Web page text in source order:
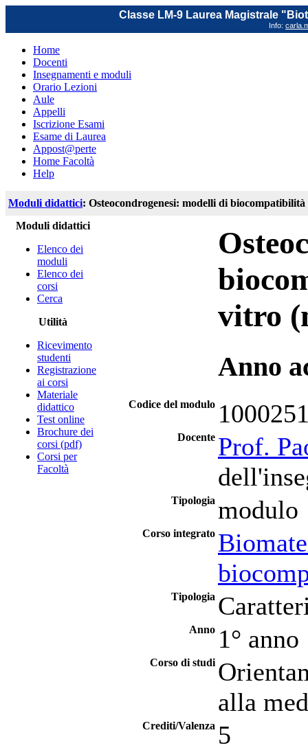
Classe LM-9 Laurea Magistrale
Info:
Home
Docenti
Insegnamenti e moduli
Orario Lezioni
Aule
Appelli
Iscrizione Esami
Esame di Laurea
Appost@perte
Home Facoltà
Help
Moduli didattici: Osteocondrogenesi: modelli di
Moduli didattici
Elenco dei
moduli
Elenco dei
corsi
Cerca
Utilità
Ricevimento
studenti
Registrazione
ai corsi
Materiale
didattico
Test online
Brochure dei
corsi (pdf)
Corsi per
Facoltà
vitro
Anno
Codice del modulo
Docente Prof.
Tipologia modulo
Corso integrato
Tipologia
Anno 1° anno
Corso di studi
alla
Crediti/Valenza 5